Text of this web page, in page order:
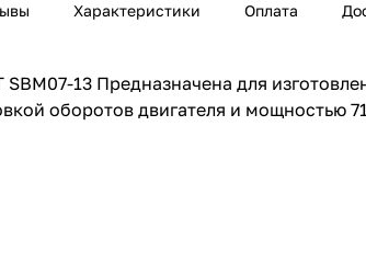
Характеристики Оплата
SBM07-13 Предназначена для
оборотов двигателя и мощностью